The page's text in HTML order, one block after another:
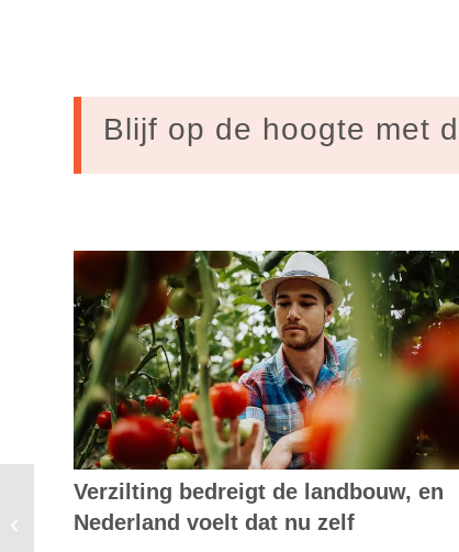
Blijf op de hoogte met
Verzilting bedreigt de landbouw, en
Nederland voelt dat nu zelf
D66: Timmermans lost beloftes niet